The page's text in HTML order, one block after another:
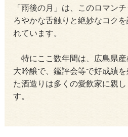
「雨後の月」は、このロマン
ろやかな舌触りと絶妙なコク
れています。
特にここ数年間は、広島県産
大吟醸で、鑑評会等で好成績
た酒造りは多くの愛飲家に親
す。